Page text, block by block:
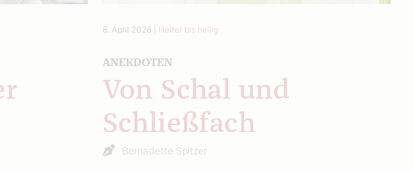
8. April 2026 Heiter bis heilig
ANEKDOTEN
Von Schal und
Schließfach
Bernadette Spitzer